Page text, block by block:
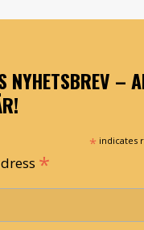
NYHETSBREV –
* indicates
*